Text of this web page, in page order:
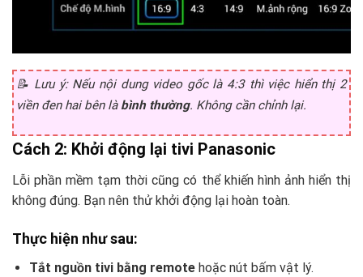
📝 Lưu ý:Nếu nội dung video gốc là 4:3 thì việc hiển thị 2
viền đen hai bên là bình thường. Không cần chỉnh lại.
Cách 2: Khởi động lại tivi Panasonic
Lỗi phần mềm tạm thời cũng có thể khiến hình ảnh hiển thị
không đúng. Bạn nên thử khởi động lại hoàn toàn.
Thực hiện như sau:
Tắt nguồn tivi bằng remotehoặc nút bấm vật lý.